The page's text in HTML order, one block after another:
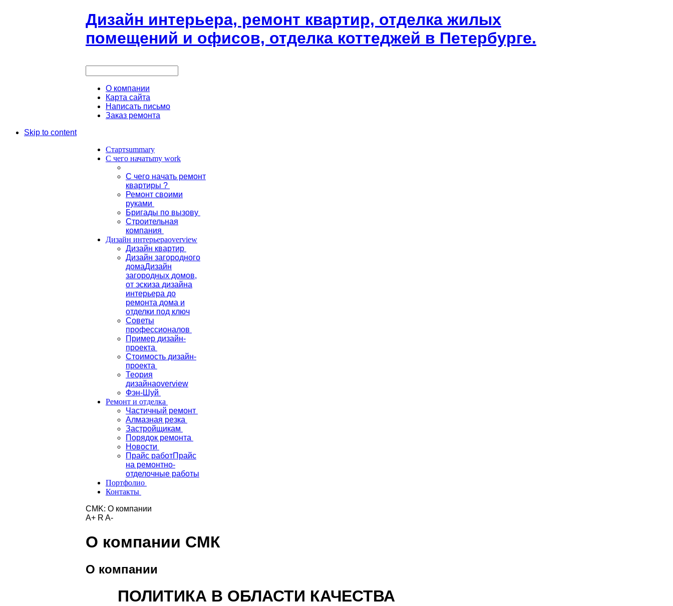
Дизайн интерьера, ремонт квартир, отделка жилых
помещений и офисов, отделка коттеджей в Петербурге.
О компании
Карта сайта
Написать письмо
Заказ ремонта
Skip to content
Стартsummary
С чего начатьmy work
С чего начать ремонт
квартиры ?
Ремонт своими
руками
Бригады по вызову
Строительная
компания
Дизайн интерьераoverview
Дизайн квартир
Дизайн загородного
домаДизайн
загородных домов,
от эскиза дизайна
интерьера до
ремонта дома и
отделки под ключ
Советы
профессионалов
Пример дизайн-
проекта
Стоимость дизайн-
проекта
Теория
дизайнаoverview
Фэн-Шуй
Ремонт и отделка
Частичный ремонт
Алмазная резка
Застройщикам
Порядок ремонта
Новости
Прайс работПрайс
на ремонтно-
отделочные работы
Портфолио
Контакты
CMK: О компании
A+ R A-
О компании СМК
О компании
ПОЛИТИКА В ОБЛАСТИ КАЧЕСТВА